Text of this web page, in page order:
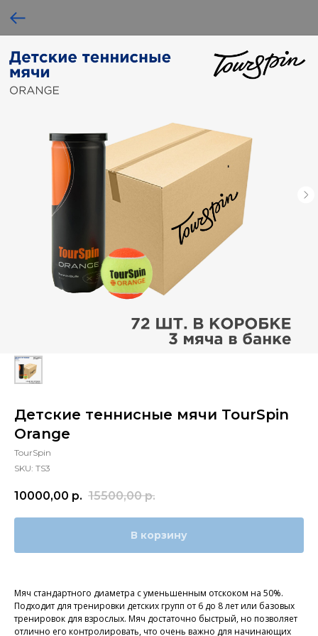
Детские теннисные мячи TourSpin
Orange
TourSpin
SKU: TS3
10000,00 р. 15500,00 р.
В корзину
Мяч стандартного диаметра с уменьшенным отскоком на 50%.
Подходит для тренировки детских групп от 6 до 8 лет или базовых
тренировок для взрослых. Мяч достаточно быстрый, но позволяет
отлично его контролировать, что очень важно для начинающих